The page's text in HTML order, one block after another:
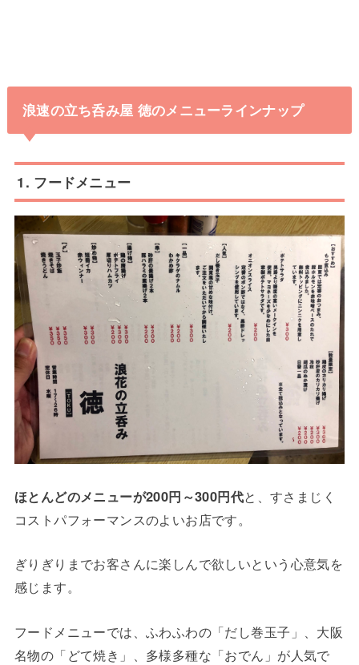
浪速の立ち呑み屋 徳のメニューラインナップ
1. フードメニュー
ほとんどのメニューが200円～300円代と、すさまじく
コストパフォーマンスのよいお店です。
ぎりぎりまでお客さんに楽しんで欲しいという心意気を
感じます。
フードメニューでは、ふわふわの「だし巻玉子」、大阪
名物の「どて焼き」、多様多種な「おでん」が人気で